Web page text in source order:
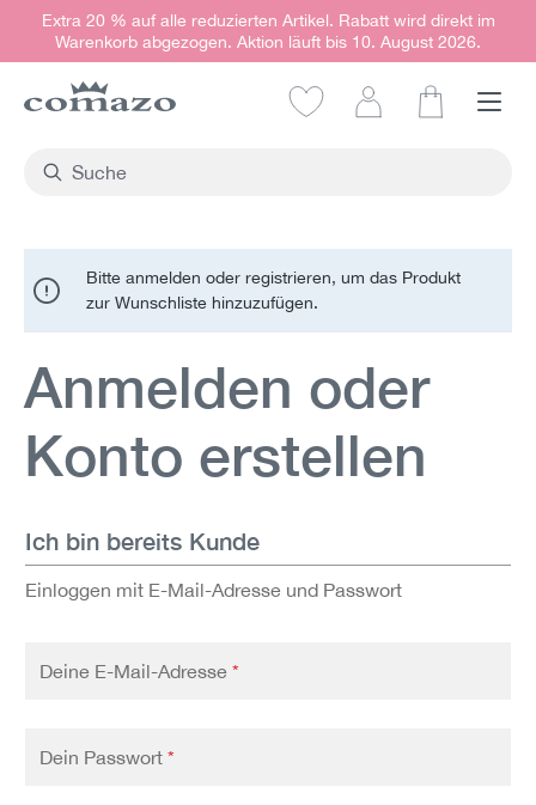
springen
Extra 20 % auf alle reduzierten Artikel. Rabatt wird direkt im
Warenkorb abgezogen. Aktion läuft bis 10. August 2026.
Bitte anmelden oder registrieren, um das Produkt
zur Wunschliste hinzuzufügen.
Anmelden oder
Konto erstellen
Ich bin bereits Kunde
Einloggen mit E-Mail-Adresse und Passwort
Deine E-Mail-Adresse *
Dein Passwort *